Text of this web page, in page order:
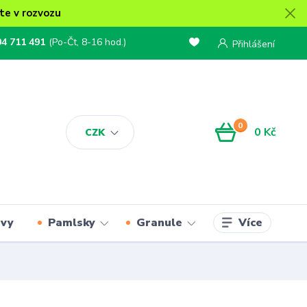
v rozvozu
CZK
Přihlášení
711 491 (Po-Čt, 8-16 hod.)
0 0 Kč
Pamlsky Granule Více